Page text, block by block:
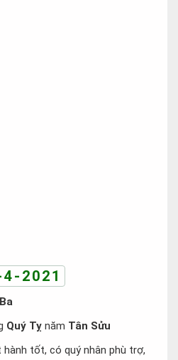
2021
Quý Tỵ năm Tân Sửu
hành tốt, có quý nhân phù trợ,